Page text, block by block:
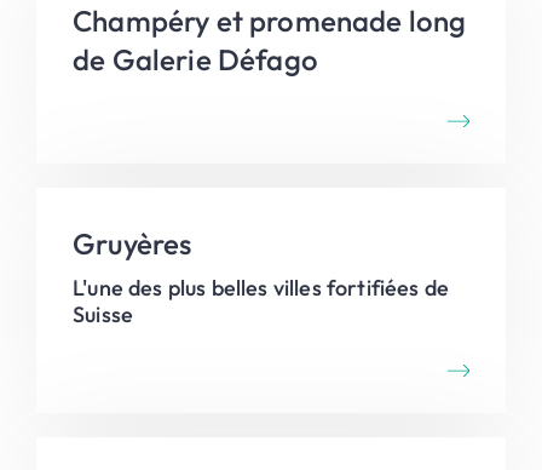
Champéry et promenade long
de Galerie Défago
Gruyères
L'une des plus belles villes fortifiées de
Suisse